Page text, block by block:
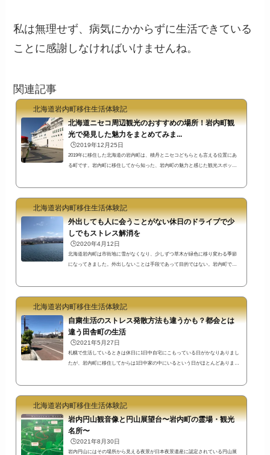
私は無理せず、病気にかからずに生活できている
ことに感謝しなければいけませんね。
関連記事
北海道岩内町移住生活体験記
北海道ニセコ周辺観光のおすすめの場所！岩内町観
光で発見した魅力をまとめてみま...
🕒️2019年12月25日
2019年に移住した北海道の岩内町は、積丹とニセコどちらとも言える位置にあ
る町です。岩内町に移住してから知った、岩内町の魅力と感じた観光スポッ
るような距離にこれだけの環境があったら、ワンダーランドのようですね(^^)
江戸時代開基の町の歴史や大火の歴史資料をまとめた岩内町郷土館岩内町は江
戸時代か...
北海道岩内町移住生活体験記
外出しても人に会うことがない休日のドライブで少
しでもストレス解消を
🕒️2020年4月12日
北海道岩内町は市街地に雪がなくなり、少しずつ草木が緑色に移り変わる季節
になってきました。外出しないことは手段であって目的ではない。岩内町で生
台に行くことができました。まだ寒いですが、円山展望台からの景色の良さは
岩内町の魅力の一つです。草花が芽吹き始めるこれからの季節が楽しみな場
所。オー...
北海道岩内町移住生活体験記
自粛生活のストレス発散方法も違うかも？都会とは
違う田舎町の生活
🕒️2021年5月27日
札幌で生活しているときは休日に1日中自宅にこもっている日がかなりありまし
たが、岩内町に移住してからは1日中家の中にいるという日がほとんどありませ
スとは違うかも写真は駅前通りと言われるバスターミナルから続く道路です。
平日の日中に撮影しました。外出自粛とはいうものの、緊急事態宣言下でなく
てもこ...
北海道岩内町移住生活体験記
岩内円山観音像と円山展望台〜岩内町の霊場・観光
名所〜
🕒️2021年8月30日
岩内円山にはその場所から見える夜景が日本夜景遺産に認定されている円山展